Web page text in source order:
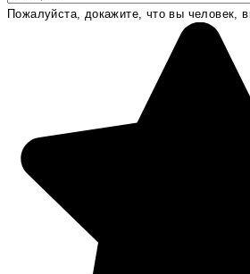
Пожалуйста, докажите, что вы человек,